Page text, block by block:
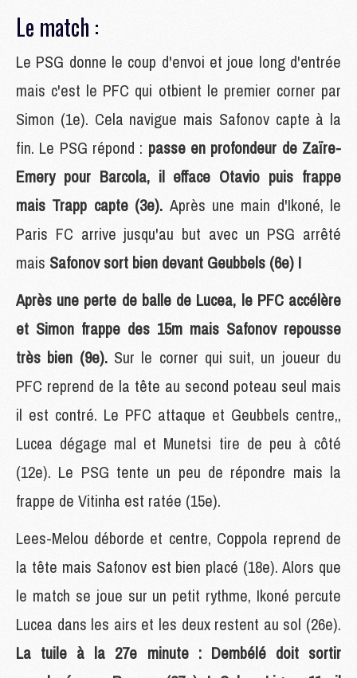
Le match :
Le PSG donne le coup d'envoi et joue long d'entrée
mais c'est le PFC qui otbient le premier corner par
Simon (1e). Cela navigue mais Safonov capte à la
fin. Le PSG répond : passe en profondeur de Zaïre-
Emery pour Barcola, il efface Otavio puis frappe
mais Trapp capte (3e). Après une main d'Ikoné, le
Paris FC arrive jusqu'au but avec un PSG arrêté
mais Safonov sort bien devant Geubbels (6e) !
Après une perte de balle de Lucea, le PFC accélère
et Simon frappe des 15m mais Safonov repousse
très bien (9e). Sur le corner qui suit, un joueur du
PFC reprend de la tête au second poteau seul mais
il est contré. Le PFC attaque et Geubbels centre,,
Lucea dégage mal et Munetsi tire de peu à côté
(12e). Le PSG tente un peu de répondre mais la
frappe de Vitinha est ratée (15e).
Lees-Melou déborde et centre, Coppola reprend de
la tête mais Safonov est bien placé (18e). Alors que
le match se joue sur un petit rythme, Ikoné percute
Lucea dans les airs et les deux restent au sol (26e).
La tuile à la 27e minute : Dembélé doit sortir